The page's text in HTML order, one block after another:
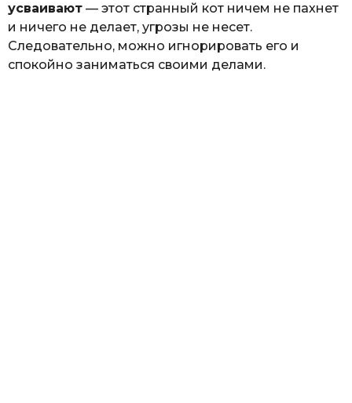
усваивают — этот странный кот ничем не пахнет
и ничего не делает, угрозы не несет.
Следовательно, можно игнорировать его и
спокойно заниматься своими делами.